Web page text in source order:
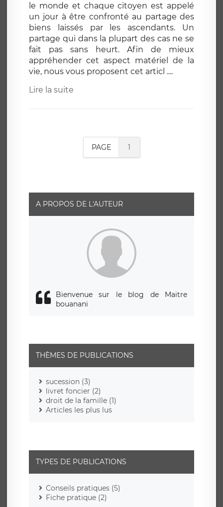
le monde et chaque citoyen est appelé
un jour à être confronté au partage des
biens laissés par les ascendants. Un
partage qui dans la plupart des cas ne se
fait pas sans heurt. Afin de mieux
appréhender cet aspect matériel de la
vie, nous vous proposent cet articl ....
Lire la suite
PAGE 1
A PROPOS DE L'AUTEUR
Bienvenue sur le blog de Maitre
bouanani
THÈMES DE PUBLICATIONS
sucession (3)
livret foncier (2)
droit de la famille (1)
Articles les plus lus
TYPES DE PUBLICATIONS
Conseils pratiques (5)
Fiche pratique (2)